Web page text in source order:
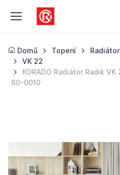
Domů Topení
VK 22
KORADO Radiátor Radik
60-0010